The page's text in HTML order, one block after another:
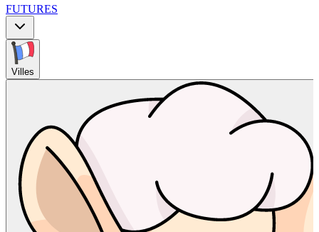
FUTURES
Villes